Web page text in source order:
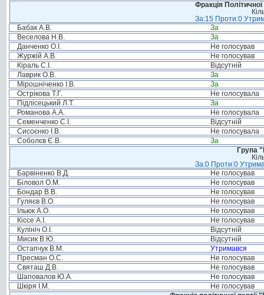
Фракція
За:15 Проти:0
Бабак А.В.
За
Веселова Н.В.
За
Данченко О.І.
Не голосував
Журжій А.В.
Не голосував
Кіраль С.І.
Відсутній
Лаврик О.В.
За
Мірошніченко І.В.
За
Острікова Т.Г.
Не голосувала
Підлісецький Л.Т.
За
Романова А.А.
Не голосувала
Семенченко С.І.
Відсутній
Сисоєнко І.В.
Не голосувала
Соболєв Є.В.
За
Група
За:0 Проти:0
Барвіненко В.Д.
Не голосував
Біловол О.М.
Не голосував
Бондар В.В.
Не голосував
Гуляєв В.О.
Не голосував
Ільюк А.О.
Не голосував
Кіссе А.І.
Не голосував
Кулініч О.І.
Відсутній
Мисик В.Ю.
Відсутній
Остапчук В.М.
Утримався
Пресман О.С.
Не голосував
Святаш Д.В.
Не голосував
Шаповалов Ю.А.
Не голосував
Шкіря І.М.
Не голосував